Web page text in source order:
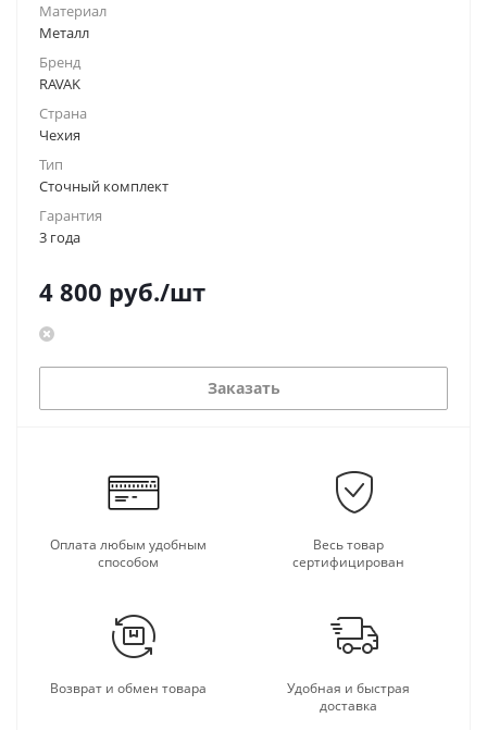
Материал
Металл
Бренд
RAVAK
Страна
Чехия
Тип
Сточный комплект
Гарантия
3 года
4 800 руб./шт
Заказать
Оплата любым удобным
способом
Весь товар
сертифицирован
Возврат и обмен товара
Удобная и быстрая
доставка